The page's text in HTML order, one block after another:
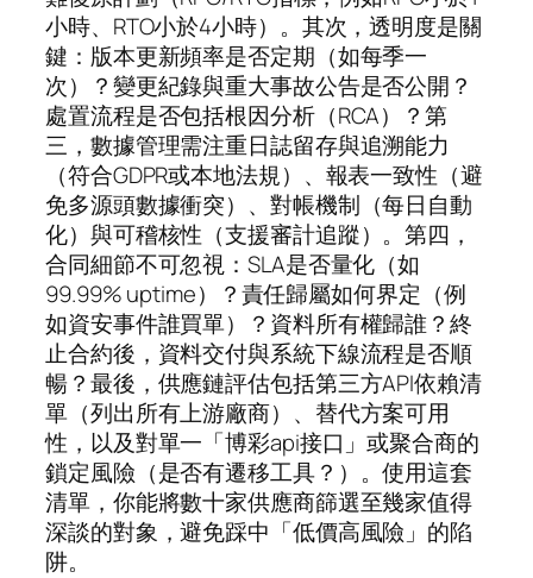
小時、RTO小於4小時）。其次，透明度是關
鍵：版本更新頻率是否定期（如每季一
次）？變更紀錄與重大事故公告是否公開？
處置流程是否包括根因分析（RCA）？第
三，數據管理需注重日誌留存與追溯能力
（符合GDPR或本地法規）、報表一致性（避
免多源頭數據衝突）、對帳機制（每日自動
化）與可稽核性（支援審計追蹤）。第四，
合同細節不可忽視：SLA是否量化（如
99.99% uptime）？責任歸屬如何界定（例
如資安事件誰買單）？資料所有權歸誰？終
止合約後，資料交付與系統下線流程是否順
暢？最後，供應鏈評估包括第三方API依賴清
單（列出所有上游廠商）、替代方案可用
性，以及對單一「博彩api接口」或聚合商的
鎖定風險（是否有遷移工具？）。使用這套
清單，你能將數十家供應商篩選至幾家值得
深談的對象，避免踩中「低價高風險」的陷
阱。